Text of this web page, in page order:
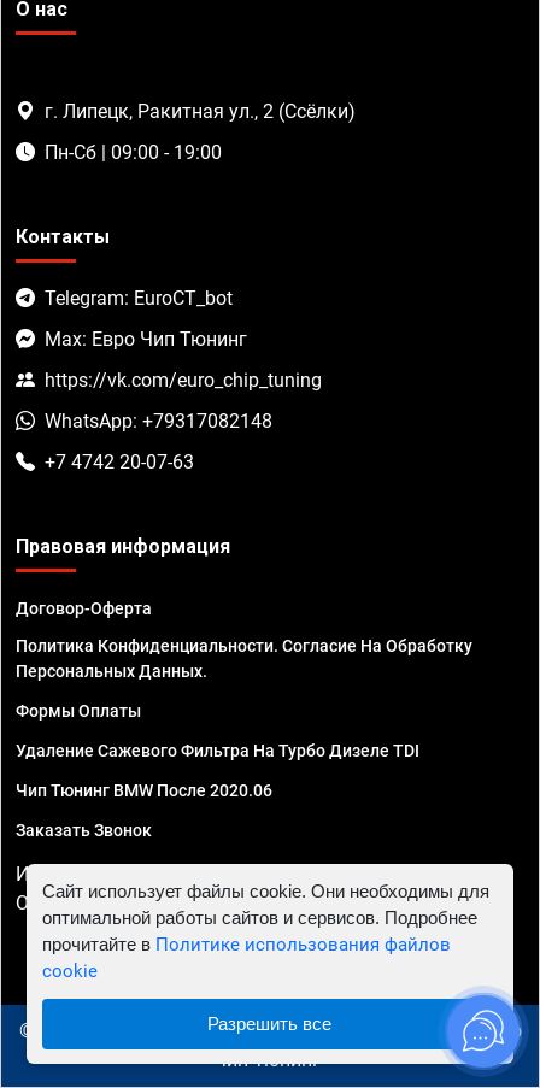
О нас
г. Липецк, Ракитная ул., 2 (Ссёлки)
Пн-Сб | 09:00 - 19:00
Контакты
Telegram: EuroCT_bot
Max: Евро Чип Тюнинг
https://vk.com/euro_chip_tuning
WhatsApp: +79317082148
+7 4742 20-07-63
Правовая информация
Договор-Оферта
Политика Конфиденциальности. Согласие На Обработку
Персональных Данных.
Формы Оплаты
Удаление Сажевого Фильтра На Турбо Дизеле TDI
Чип Тюнинг BMW После 2020.06
Заказать Звонок
ИП Смирнов Георгий Павлович. ИНН 781302555843,
ОГРНИП 324470400032610
© 2010 - 2026 Чип тюнинг в Липецке - Автосервис "Евро
Чип Тюнинг"
Сайт использует файлы cookie. Они необходимы для
оптимальной работы сайтов и сервисов. Подробнее
прочитайте в Политике использования файлов
cookie
Разрешить все